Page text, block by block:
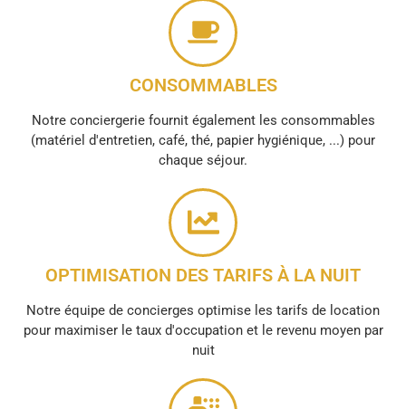
CONSOMMABLES
Notre conciergerie fournit également les consommables
(matériel d'entretien, café, thé, papier hygiénique, ...) pour
chaque séjour.
OPTIMISATION DES TARIFS À LA NUIT
Notre équipe de concierges optimise les tarifs de location
pour maximiser le taux d'occupation et le revenu moyen par
nuit